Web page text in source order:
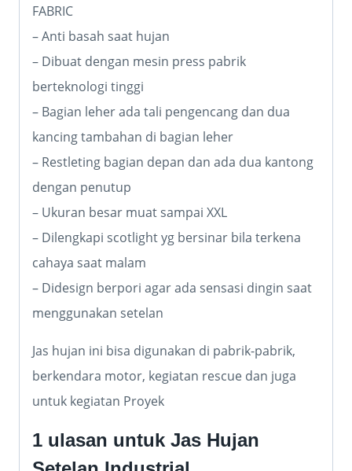
FABRIC
– Anti basah saat hujan
– Dibuat dengan mesin press pabrik
berteknologi tinggi
– Bagian leher ada tali pengencang dan dua
kancing tambahan di bagian leher
– Restleting bagian depan dan ada dua kantong
dengan penutup
– Ukuran besar muat sampai XXL
– Dilengkapi scotlight yg bersinar bila terkena
cahaya saat malam
– Didesign berpori agar ada sensasi dingin saat
menggunakan setelan
Jas hujan ini bisa digunakan di pabrik-pabrik,
berkendara motor, kegiatan rescue dan juga
untuk kegiatan Proyek
1 ulasan untuk Jas Hujan